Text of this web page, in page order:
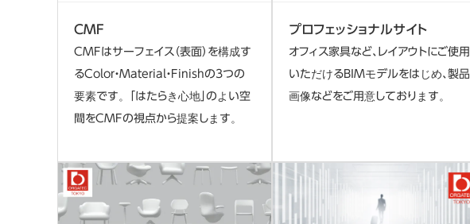
CMF
CMFはサーフェイス（表面）を構成す
るColor・Material・Finishの3つの
要素です。「はたらき心地」のよい空
間をCMFの視点から提案します。
プロフェッショナルサイト
オフィス家具など、レイアウトにご使用
いただけるBIMモデルをはじめ、製品
画像などをご用意しております。